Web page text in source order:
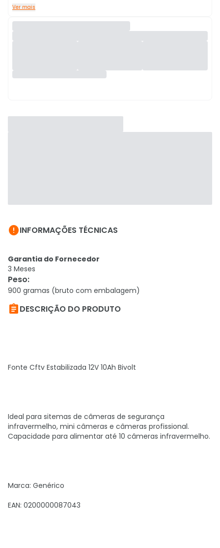
Ver mais
INFORMAÇÕES TÉCNICAS
Garantia do Fornecedor
3 Meses
Peso:
900 gramas (bruto com embalagem)
DESCRIÇÃO DO PRODUTO
Fonte Cftv Estabilizada 12V 10Ah Bivolt
Ideal para sitemas de câmeras de segurança
infravermelho, mini câmeras e câmeras profissional.
Capacidade para alimentar até 10 câmeras infravermelho.
Marca: Genérico
EAN: 0200000087043